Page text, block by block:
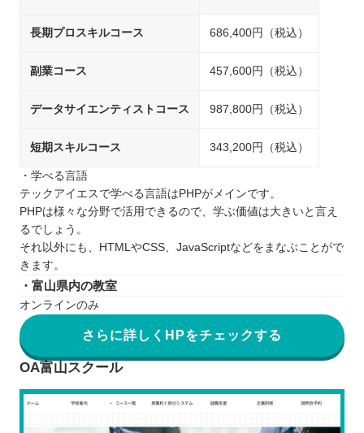
長期プロスキルコース 686,400円（税込）
副業コース 457,600円（税込）
データサイエンティストコース 987,800円（税込）
短期スキルコース 343,200円（税込）
・学べる言語
テックアイエスで学べる言語はPHPがメインです。
PHPは様々な分野で活用できるので、学ぶ価値は大きいと言え
るでしょう。
それ以外にも、HTMLやCSS、JavaScriptなどをまなぶことがで
きます。
・富山県内の教室
オンラインのみ
さらに詳しくHPをチェックする
OA富山スクール